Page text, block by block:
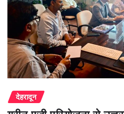
देहरादून